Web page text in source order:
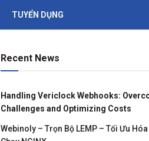
TUYỂN DỤNG
Recent News
Handling Vericlock Webhooks:
Challenges and Optimizing Costs
Webinoly – Trọn Bộ LEMP – Tối Ưu